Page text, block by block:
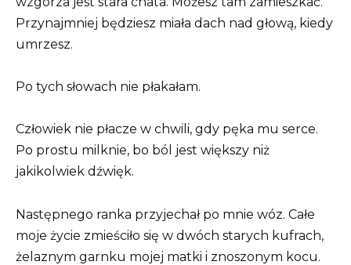
Przynajmniej będziesz miała dach nad głową, kiedy
umrzesz.
Po tych słowach nie płakałam.
Człowiek nie płacze w chwili, gdy pęka mu serce.
Po prostu milknie, bo ból jest większy niż
jakikolwiek dźwięk.
Następnego ranka przyjechał po mnie wóz. Całe
moje życie zmieściło się w dwóch starych kufrach,
żelaznym garnku mojej matki i znoszonym kocu.